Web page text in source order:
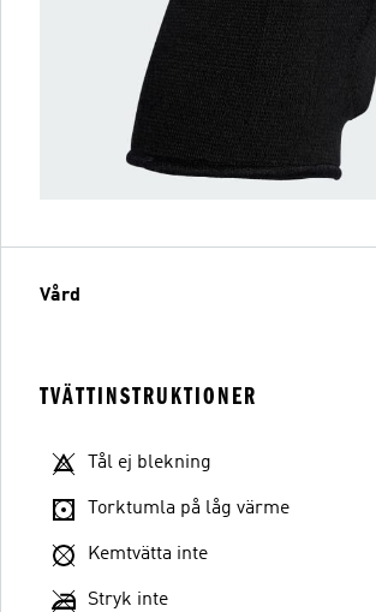
Vård
TVÄTTINSTRUKTIONER
Tål ej blekning
Torktumla på låg värme
Kemtvätta inte
Stryk inte